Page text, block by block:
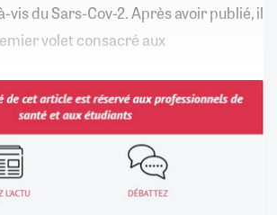
vis du Sars-Cov-2. Après avoir publié, il
volet consacré aux